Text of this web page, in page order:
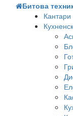
Битова
Кантари